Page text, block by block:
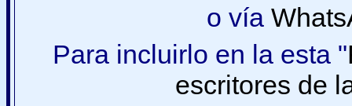
o vía
Para incluirlo en la esta "
escritores de